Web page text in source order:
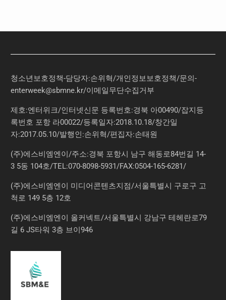
청소년보호정책-담당자:손위혁/개인정보보호정책/문의-
enterweek@sbmne.kr/이메일무단수집거부
제호:엔터위크/인터넷신문 등록번호:경북 아00490/잡지등
록번호 포항 라00022/등록일자:2018.10.18/창간일
자:2017.05.10/발행인:손위혁/편집자:손태원
(주)에스비엠엔이/주소:경북 포항시 남구 해동로84번길 14-
3 5동 104호/TEL:070-8098-5931/FAX:0504-165-6281/
(주)에스비엠엔이 미디어콘텐츠지점/서울특별시 구로구 고
척로 149 5층 12호
(주)에스비엠엔이 올커넥트/서울특별시 강남구 테헤란로79
길 6 JS타워 3층 브이946